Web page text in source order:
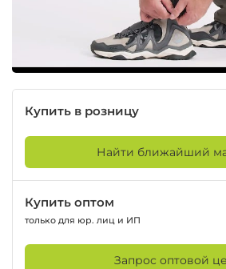
Купить в розницу
Найти ближайший
Купить оптом
только для юр. лиц и ИП
Запрос оптовой